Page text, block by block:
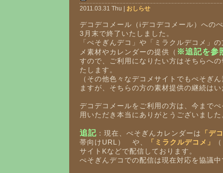
2011.03.31 Thu | おしらせ
デコデコメール（iデコデコメール）への
3月末で終了いたしました。
「ぺそぎんデコ」や「ミラクルデコメ」
メ素材やカレンダーの提供（ ※追記を参
すので、ご利用になりたい方はそちらへ
たします。
（その他色々なデコメサイトでもぺそぎ
ますが、そちらの方の素材提供の継続は
デコデコメールをご利用の方は、今まで
用いただき本当にありがとうございました
追記 ：現在、ぺそぎんカレンダーは
「デ
帯向けURL） や、
「ミラクルデコメ」
サイトKなどで配信しております。
ぺそぎんデコでの配信は現在対応を協議